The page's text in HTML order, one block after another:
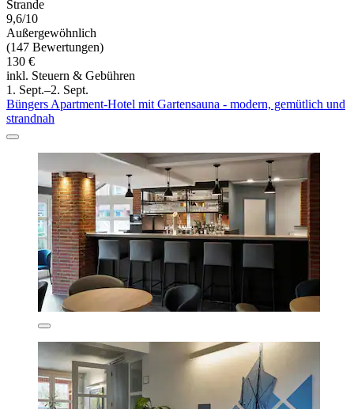
Strande
9,6/10
Außergewöhnlich
(147 Bewertungen)
130 €
inkl. Steuern & Gebühren
1. Sept.–2. Sept.
Büngers Apartment-Hotel mit Gartensauna - modern, gemütlich und
strandnah